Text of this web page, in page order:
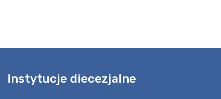
Instytucje diecezjalne